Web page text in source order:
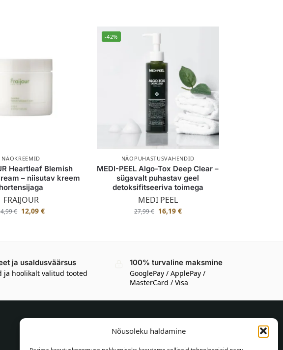
Nõusoleku haldamine
NÄOKREEMID
Heartleaf Blemish
– niisutav kreem
hortensijaga
FRAIJOUR
€ 12,09€
-42%
NÄOPUHASTUSVAHENDID
MEDI-PEEL Algo-Tox Deep Clear –
sügavalt puhastav geel
detoksifitseeriva toimega
MEDI PEEL
27,99€ 16,19 €
ja usaldusväärsus
ja hoolikalt valitud tooted
100% turvaline maksmine
GooglePay / ApplePay /
MasterCard / Visa
TEAVE OSTJALE